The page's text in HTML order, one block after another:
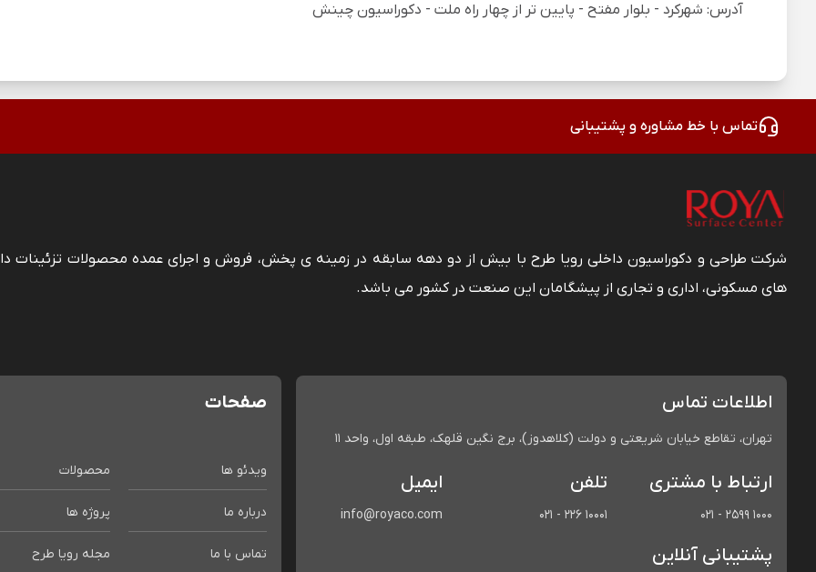
آدرس: شهرکرد - بلوار مفتح - پایین تر از چهار راه ملت - دکوراسیون چینش
تماس با خط مشاوره و پشتیبانی
شرکت طراحی و دکوراسیون داخلی رویا طرح با بیش از دو دهه سابقه در زمینه ی پخش، فروش و اجرای عمده محصولات تزئینات
های مسکونی، اداری و تجاری از پیشگامان این صنعت در کشور می باشد.
اطلاعات تماس
تهران، تقاطع خیابان شریعتی و دولت (کلاهدوز)، برج نگین قلهک، طبقه اول، واحد 11
ارتباط با مشتری
021 - 2599 1000
تلفن
021 - 226 10001
ایمیل
info@royaco.com
پشتیبانی آنلاین
صفحات
ویدئو ها محصولات
درباره ما پروژه ها
تماس با ما مجله رویا طرح